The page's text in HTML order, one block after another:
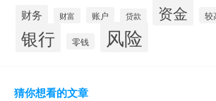
财务 财富 账户 贷款 资金 较
银行 零钱 风险
猜你想看的文章